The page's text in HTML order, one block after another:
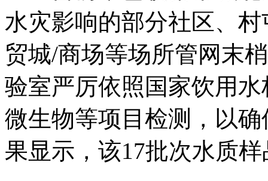
水灾影响的部分社区、村屯
贸城/商场等场所管网末梢
验室严厉依照国家饮用水标
微生物等项目检测，以
果显示，该17批次水质样